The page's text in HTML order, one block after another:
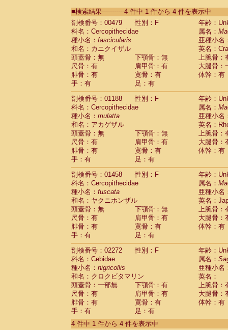
CebidaeSaguinus labiatus(0)
Cebidae Saguinus leucopus (0)
CebidaeSaguinus midas
CebidaeSaguinus mystax
CebidaeSaguinus nigricollis (1)
Cebidae Saguinus oedipus
Cebidae Saguinus weddelli
Cebidae Saguinusspp.
Cebidae Aotus trivirgatus
Cebidae Cebus albifrons
CebidaeCebus apella
Cebidae
CebidaeCebus nigrivittatus
Cebidae Cebusspp.(0)
Cebidae Saimiri boliviensis
Cebidae Saimiri sciureus
Atelidae Alouatta caraya
AtelidaeAlouatta fusca
AtelidaeAlouatta seniculus
AtelidaeAlouatta
Atelidae Ateles belzebuth
Atelidae Ateles geoffroyi
Atelidae Ateles paniscus
Atelidae Atelesspp.
Atelidae Lagothrix lagothricha
AtelidaeLagothrix lagothricha cana(0)
Pitheciidae
Cacajao calvus
Pitheciidae
Callicebus cupreus(0)
Pitheciidae Callicebus donacophilus(0)
PitheciidaeCallicebus moloch(0)
Pitheciidae Callicebus torquatus(0)
Pitheciidae Callicebus
Pitheciidae Chiropotes satanas
Pitheciidae Pithecia monachus
PitheciidaePithecia pithecia
■検索結果-----------4 件中 1 件から 4 件を表示中
剖検番号：00479
性別：F
年齢：
科名：Cercopithecidae
属名：
種小名： fascicularis
亜種小名
和名：カニクイザル
英名：
頭蓋骨：無
下顎骨：無
上腕骨：
尺骨：有
肩甲骨：有
大腿骨：
腓骨：有
寛骨：有
体幹：有
手：有
足：有
剖検番号：01188
性別：F
年齢：
科名：Cercopithecidae
属名：
種小名： mulatta
亜種小名
和名：アカゲザル
英名：
頭蓋骨：無
下顎骨：無
上腕骨：
尺骨：有
肩甲骨：有
大腿骨：
腓骨：有
寛骨：有
体幹：有
手：有
足：有
剖検番号：01458
性別：F
年齢：
科名：Cercopithecidae
属名：
種小名： fuscata
亜種小名
和名：ヤクニホンザル
英名：
頭蓋骨：無
下顎骨：無
上腕骨：
尺骨：有
肩甲骨：有
大腿骨：
腓骨：有
寛骨：有
体幹：有
手：有
足：有
剖検番号：02272
性別：F
年齢：
科名：Cebidae
属名：
種小名： nigricollis
亜種小名
和名：クロクビタマリン
英名：
頭蓋骨：一部無
下顎骨：有
上腕骨：
尺骨：有
肩甲骨：有
大腿骨：
腓骨：有
寛骨：有
体幹：有
手：有
足：有
4 件中 1 件から 4 件を表示中